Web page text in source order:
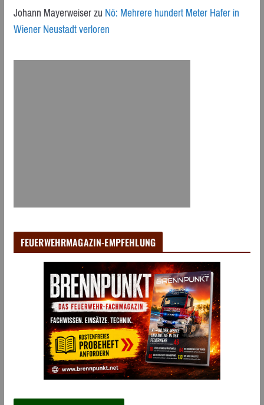
Johann MayerweiserzuNö: Mehrere hundert Meter Hafer in
Wiener Neustadt verloren
FEUERWEHRMAGAZIN-EMPFEHLUNG